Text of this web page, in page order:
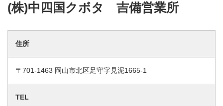
(株)中四国クボタ 吉備営業所
住所
〒701-1463 岡山市北区足守字見泥1665-1
TEL